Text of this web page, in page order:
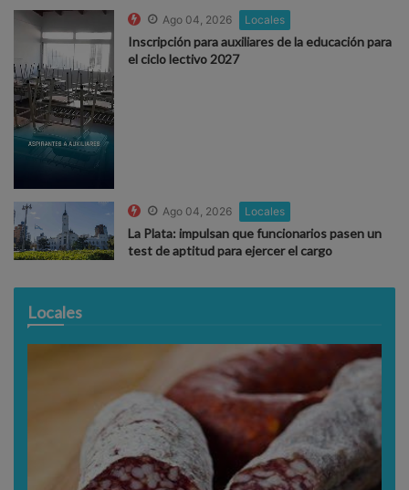
Ago 04, 2026 Locales
Inscripción para auxiliares de la educación para
el ciclo lectivo 2027
Ago 04, 2026 Locales
La Plata: impulsan que funcionarios pasen un
test de aptitud para ejercer el cargo
Locales